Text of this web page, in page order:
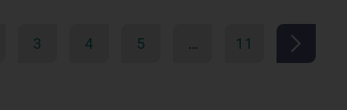
3 4 5 … 11